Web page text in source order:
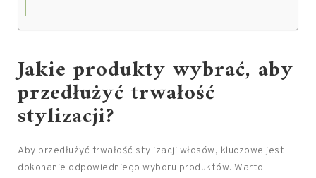
Jakie produkty wybrać, aby
przedłużyć trwałość
stylizacji?
Aby przedłużyć trwałość stylizacji włosów, kluczowe jest
dokonanie odpowiedniego wyboru produktów. Warto